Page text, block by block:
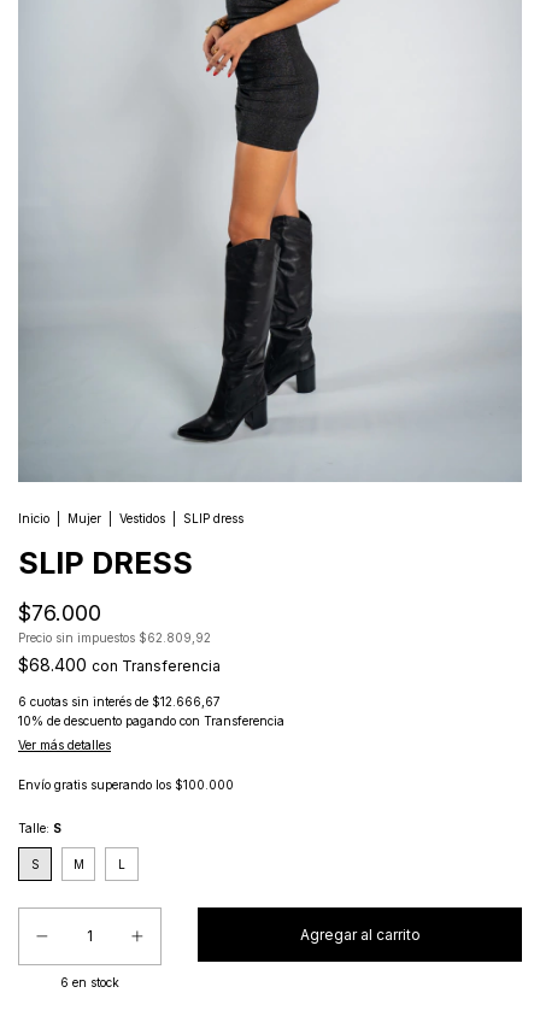
Inicio Mujer Vestidos SLIP dress
SLIP DRESS
$76.000
Precio sin impuestos $62.809,92
$68.400 con Transferencia
6 cuotas sin interés de $12.666,67
10% de descuento pagando con Transferencia
Ver más detalles
Envío gratis superando los $100.000
Talle: S
S M L
6 en stock